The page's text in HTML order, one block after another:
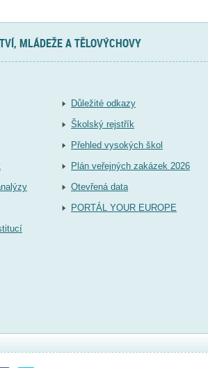
MLÁDEŽE A TĚLOVÝCHOVY
Důležité odkazy
Školský rejstřík
Přehled vysokých škol
Plán veřejných zakázek 2026
Otevřená data
PORTÁL YOUR EUROPE